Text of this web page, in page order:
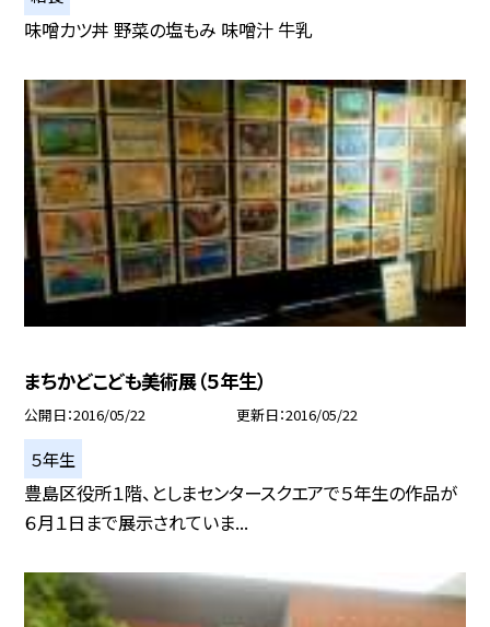
味噌カツ丼 野菜の塩もみ 味噌汁 牛乳
まちかどこども美術展（５年生）
公開日 2016/05/22 更新日 2016/05/22
５年生
豊島区役所１階、としまセンタースクエアで５年生の作品が
６月１日まで展示されていま...